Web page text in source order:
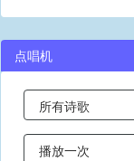
点唱机